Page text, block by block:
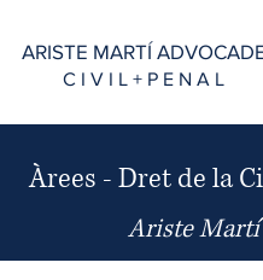
ARISTE MARTÍ
C I V I L + P E N A L
Àrees - Dret de la
Ariste Martí